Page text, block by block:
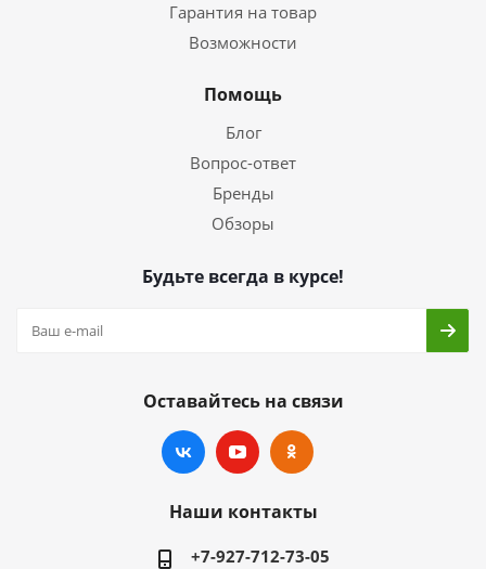
Гарантия на товар
Возможности
Помощь
Блог
Вопрос-ответ
Бренды
Обзоры
Будьте всегда в курсе!
Оставайтесь на связи
Наши контакты
+7-927-712-73-05